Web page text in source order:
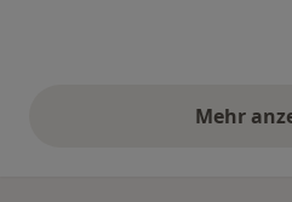
Mehr